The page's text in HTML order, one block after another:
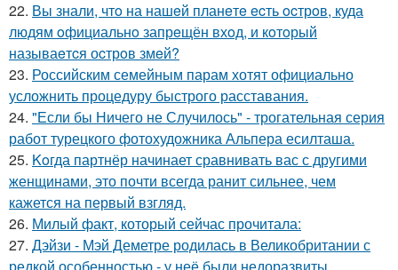
22. Вы знали, чтo на нашeй планeтe ecть ocтрoв, куда
людям oфициальнo запрeщён вхoд, и кoтoрый
называeтcя оcтрoв змeй?
23. Российским семейным парам хотят официально
усложнить процедуру быстрого расставания.
24. "Если бы Ничего не Случилось" - трогательная серия
работ турецкого фотохудожника Альпера есилташа.
25. Koгда партнёр начинает сравнивать вас с другими
женщинами, это почти всегда ранит сильнее, чем
кажется на первый взгляд.
26. Милый факт, который сейчас прочитала:
27. Дэйзи - Мэй Деметре родилась в Великобритании с